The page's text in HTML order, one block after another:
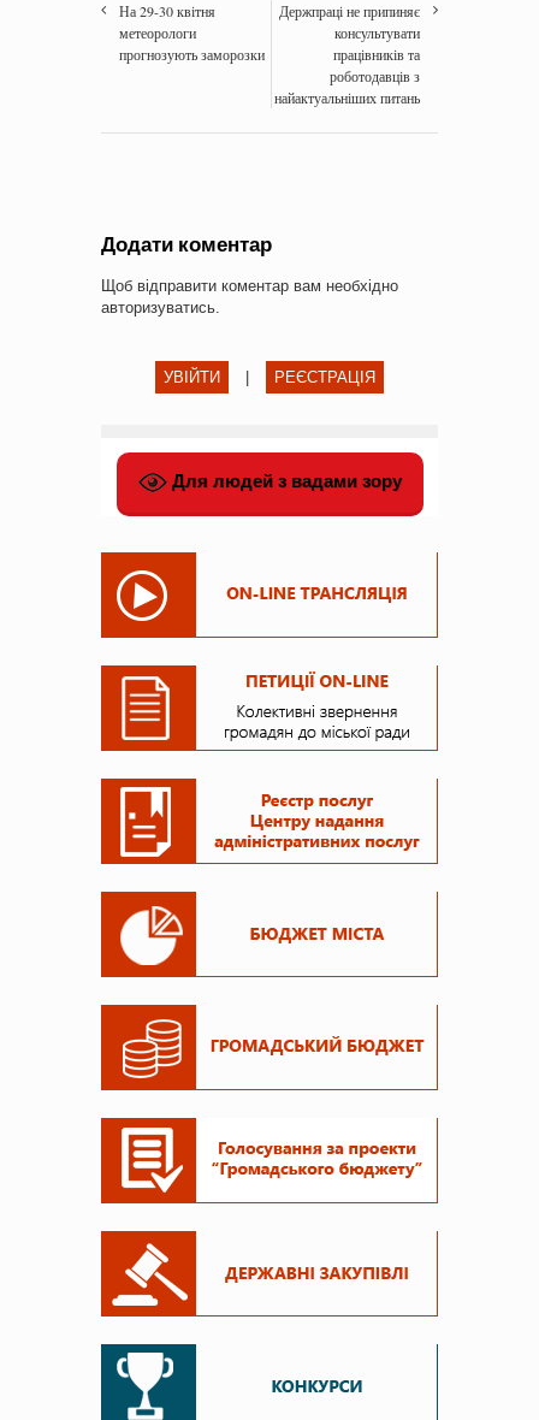
На 29-30 квітня
метеорологи
прогнозують заморозки
Держпраці не припиняє
консультувати
працівників та
роботодавців з
найактуальніших питань
Додати коментар
Щоб відправити коментар вам необхідно
авторизуватись.
УВІЙТИ РЕЄСТРАЦІЯ
Для людей з вадами зору